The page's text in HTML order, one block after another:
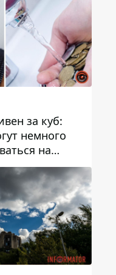
за куб:
немного
на
тарифы
год